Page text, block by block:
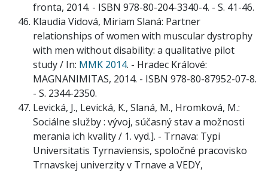
fronta, 2014. - ISBN 978-80-204-3340-4. - S. 41-46.
Klaudia Vidová, Miriam Slaná: Partner
relationships of women with muscular dystrophy
with men without disability: a qualitative pilot
study / In: MMK 2014. - Hradec Králové:
MAGNANIMITAS, 2014. - ISBN 978-80-87952-07-8.
- S. 2344-2350.
Levická, J., Levická, K., Slaná, M., Hromková, M.:
Sociálne služby : vývoj, súčasný stav a možnosti
merania ich kvality / 1. vyd.]. - Trnava: Typi
Universitatis Tyrnaviensis, spoločné pracovisko
Trnavskej univerzity v Trnave a VEDY,